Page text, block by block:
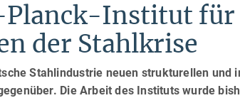
Planck-Institut für
der Stahlkrise
Stahlindustrie neuen strukturellen und
Die Arbeit des Instituts wurde